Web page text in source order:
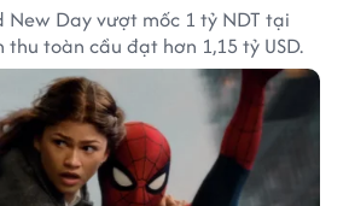
New Day vượt mốc 1 tỷ NDT tại
thu toàn cầu đạt hơn 1,15 tỷ USD.